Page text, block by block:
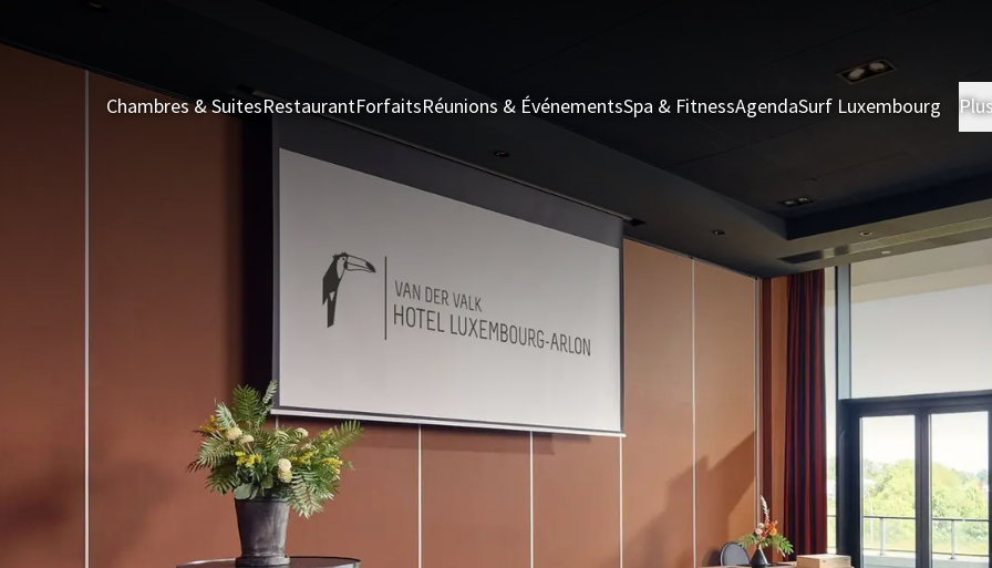
Chambres & SuitesRestaurantForfaitsRéunions & ÉvénementsSpa & FitnessAgendaSurf Luxembourg